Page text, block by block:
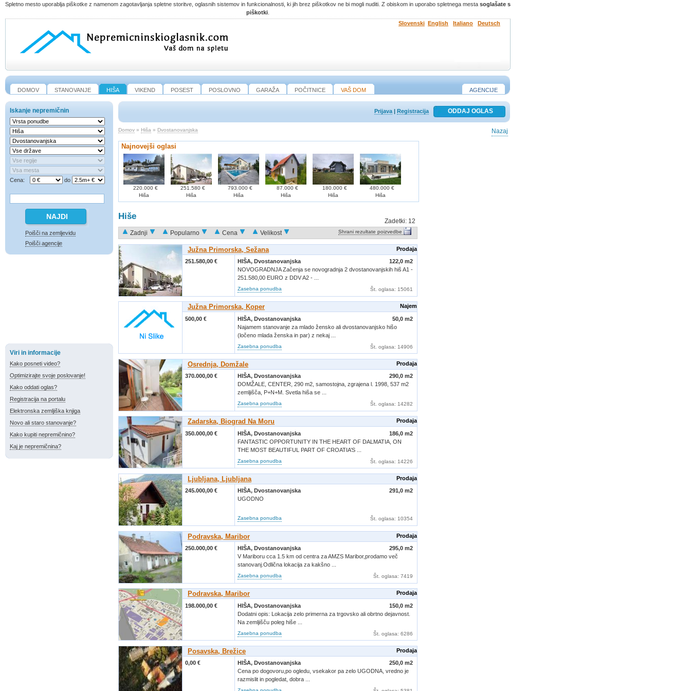
Spletno mesto uporablja piškotke z namenom zagotavljanja spletne storitve, oglasnih sistemov in funkcionalnosti, ki jih brez piškotkov ne bi mogli nuditi. Z obiskom in uporabo spletnega mesta soglašate s
piškotki
Slovenski
English Italiano Deutsch
DOMOV STANOVANJE HIŠA VIKEND POSEST POSLOVNO GARAŽA POČITNICE VAŠ DOM AGENCIJE
Iskanje nepremičnin
Cena: do
Poišči na zemljevidu
Poišči agencije
Viri in informacije
Kako posneti video?
Optimizirajte svoje poslovanje!
Kako oddati oglas?
Registracija na portalu
Elektronska zemljiška knjiga
Novo ali staro stanovanje?
Kako kupiti nepremičnino?
Kaj je nepremičnina?
Prijava Registracija
Domov » Hiša » Dvostanovanjska Nazaj
Najnovejši oglasi
220.000 €
Hiša
251.580 €
Hiša
793.000 €
Hiša
87.000 €
Hiša
180.000 €
Hiša
480.000 €
Hiša
Hiše Zadetki: 12
Zadnji
Popularno Cena Velikost Shrani rezultate poizvedbe
Južna Primorska, Sežana Prodaja
251.580,00 € 122,0 m2
HIŠA,Dvostanovanjska
NOVOGRADNJA Začenja se novogradnja 2 dvostanovanjskih hiš A1 -
251.580,00 EURO z DDV A2 - ...
Zasebna ponudba Št. oglasa: 15061
Južna Primorska, Koper Najem
500,00 € 50,0 m2
HIŠA,Dvostanovanjska
Najamem stanovanje za mlado žensko ali dvostanovanjsko hišo
(ločeno mlada ženska in par) z nekaj ...
Zasebna ponudba Št. oglasa: 14906
Osrednja, Domžale Prodaja
370.000,00 € 290,0 m2
HIŠA,Dvostanovanjska
DOMŽALE, CENTER, 290 m2, samostojna, zgrajena l. 1998, 537 m2
zemljišča, P+N+M. Svetla hiša se ...
Zasebna ponudba Št. oglasa: 14282
Zadarska, Biograd Na Moru Prodaja
350.000,00 € 186,0 m2
HIŠA,Dvostanovanjska
FANTASTIC OPPORTUNITY IN THE HEART OF DALMATIA, ON
THE MOST BEAUTIFUL PART OF CROATIA’S ...
Zasebna ponudba Št. oglasa: 14226
Ljubljana, Ljubljana Prodaja
245.000,00 € 291,0 m2
HIŠA, Dvostanovanjska
UGODNO
Zasebna ponudba Št. oglasa: 10354
Podravska, Maribor Prodaja
250.000,00 € 295,0 m2
HIŠA,Dvostanovanjska
V Mariboru cca 1.5 km od centra za AMZS Maribor,prodamo več
stanovanj.Odlična lokacija za kakšno ...
Zasebna ponudba Št. oglasa: 7419
Podravska, Maribor Prodaja
198.000,00 € 150,0 m2
HIŠA,Dvostanovanjska
Dodatni opis: Lokacija zelo primerna za trgovsko ali obrtno dejavnost.
Na zemljišču poleg hiše ...
Zasebna ponudba Št. oglasa: 6286
Posavska, Brežice Prodaja
0,00 € 250,0 m2
HIŠA,Dvostanovanjska
Cena po dogovoru,po ogledu, vsekakor pa zelo UGODNA, vredno je
razmislit in pogledat, dobra ...